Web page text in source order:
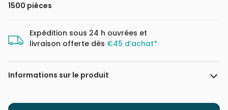
1500 pièces
Expédition sous 24 h ouvrées et
livraison offerte dès €45 d’achat*
Informations sur le produit
Marque
Clementoni, le Puzzle